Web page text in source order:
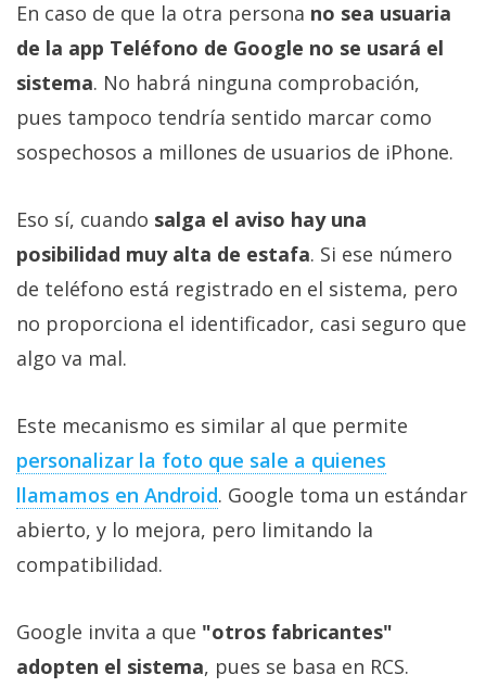
En caso de que la otra persona no sea usuaria
de la app Teléfono de Google no se usará el
sistema. No habrá ninguna comprobación,
pues tampoco tendría sentido marcar como
sospechosos a millones de usuarios de iPhone.
Eso sí, cuando salga el aviso hay una
posibilidad muy alta de estafa. Si ese número
de teléfono está registrado en el sistema, pero
no proporciona el identificador, casi seguro que
algo va mal.
Este mecanismo es similar al que permite
personalizar la foto que sale a quienes
llamamos en Android. Google toma un estándar
abierto, y lo mejora, pero limitando la
compatibilidad.
Google invita a que "otros fabricantes"
adopten el sistema, pues se basa en RCS.